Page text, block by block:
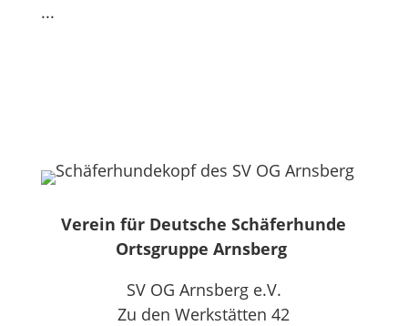
...
Verein für Deutsche Schäferhunde
Ortsgruppe Arnsberg
SV OG Arnsberg e.V.
Zu den Werkstätten 42